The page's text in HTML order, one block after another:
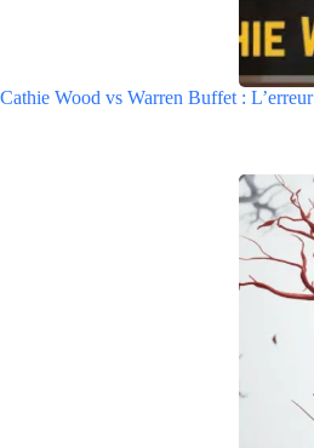
Cathie Wood vs Warren Buffet :